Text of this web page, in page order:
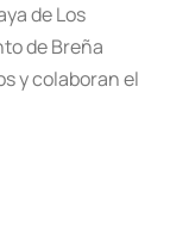
de Los
de Breña
y colaboran el